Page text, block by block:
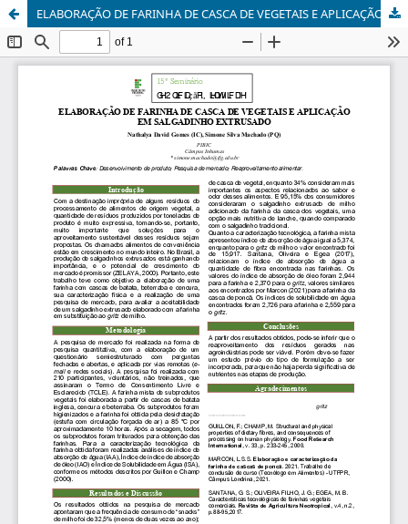
ELABORAÇÃO DE FARINHA DE CASCA DE VEGETAIS E APLICAÇÃO EM SALGADINHO EXTRUSADO